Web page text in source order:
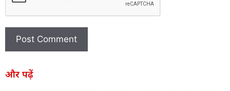
और पढ़ें